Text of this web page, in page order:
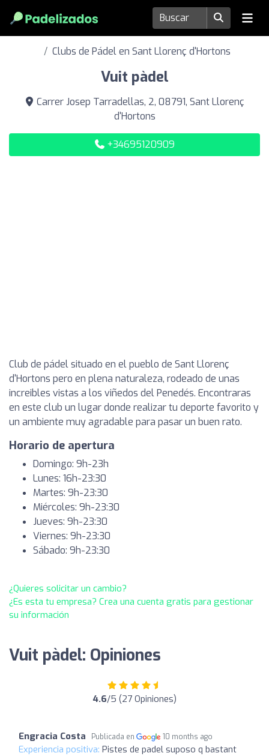
Clubs de Pádel en Sant Llorenç d'Hortons
Vuit pàdel
Carrer Josep Tarradellas, 2, 08791, Sant Llorenç
d'Hortons
+34695120909
Club de pádel situado en el pueblo de Sant Llorenç
d'Hortons pero en plena naturaleza, rodeado de unas
increibles vistas a los viñedos del Penedés. Encontraras
en este club un lugar donde realizar tu deporte favorito y
un ambiente muy agradable para pasar un buen rato.
Horario de apertura
Domingo: 9h-23h
Lunes: 16h-23:30
Martes: 9h-23:30
Miércoles: 9h-23:30
Jueves: 9h-23:30
Viernes: 9h-23:30
Sábado: 9h-23:30
¿Quieres solicitar un cambio?
¿Es esta tu empresa? Crea una cuenta gratis para gestionar
su información
Vuit pàdel: Opiniones
4.6/5 (27 Opiniones)
Engracia Costa Publicada en 10 months ago
Experiencia positiva: Pistes de padel suposo q bastant